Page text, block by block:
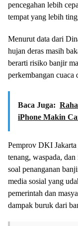
pencegahan lebih
tempat yang lebih
Menurut data dari
hujan deras masih
berarti risiko banjir
perkembangan cuaca
Baca Juga:
iPhone Makin
Pemprov DKI
tenang, waspada,
soal penanganan
media sosial yang
pemerintah dan
dampak buruk dari